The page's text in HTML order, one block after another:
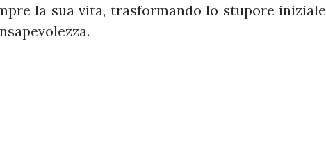
la sua vita, trasformando lo stupore iniziale